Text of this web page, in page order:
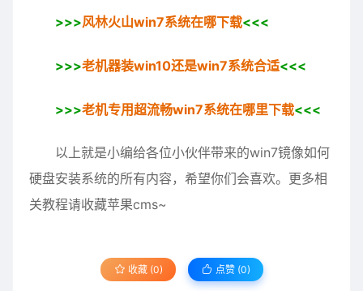
>>>风林火山win7系统在哪下载<<<
>>>老机器装win10还是win7系统合适<<<
>>>老机专用超流畅win7系统在哪里下载<<<
以上就是小编给各位小伙伴带来的win7镜像如何
硬盘安装系统的所有内容，希望你们会喜欢。更多相
关教程请收藏苹果cms~
收藏 (0) 点赞 (0)